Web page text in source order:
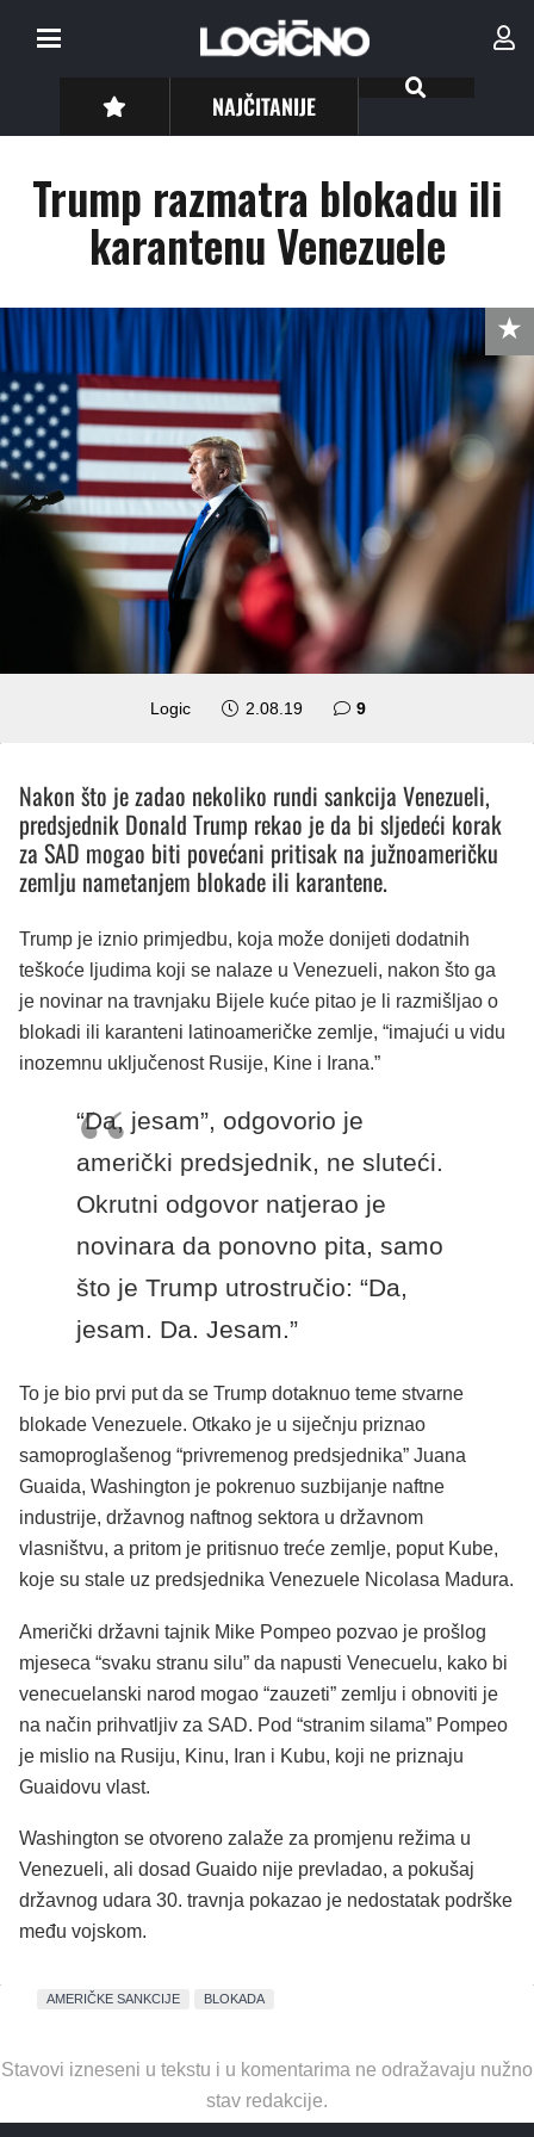
NAJČITANIJE
Trump razmatra blokadu ili
karantenu Venezuele
Logic 2.08.19 9komentara
Nakon što je zadao nekoliko rundi sankcija Venezueli,
predsjednik Donald Trump rekao je da bi sljedeći korak
za SAD mogao biti povećani pritisak na južnoameričku
zemlju nametanjem blokade ili karantene.
Trump je iznio primjedbu, koja može donijeti dodatnih
teškoće ljudima koji se nalaze u Venezueli, nakon što ga
je novinar na travnjaku Bijele kuće pitao je li razmišljao o
blokadi ili karanteni latinoameričke zemlje, “imajući u vidu
inozemnu uključenost Rusije, Kine i Irana.”
“Da, jesam”, odgovorio je
američki predsjednik, ne sluteći.
Okrutni odgovor natjerao je
novinara da ponovno pita, samo
što je Trump utrostručio: “Da,
jesam. Da. Jesam.”
To je bio prvi put da se Trump dotaknuo teme stvarne
blokade Venezuele. Otkako je u siječnju priznao
samoproglašenog “privremenog predsjednika” Juana
Guaida, Washington je pokrenuo suzbijanje naftne
industrije, državnog naftnog sektora u državnom
vlasništvu, a pritom je pritisnuo treće zemlje, poput Kube,
koje su stale uz predsjednika Venezuele Nicolasa Madura.
Američki državni tajnik Mike Pompeo pozvao je prošlog
mjeseca “svaku stranu silu” da napusti Venecuelu, kako bi
venecuelanski narod mogao “zauzeti” zemlju i obnoviti je
na način prihvatljiv za SAD. Pod “stranim silama” Pompeo
je mislio na Rusiju, Kinu, Iran i Kubu, koji ne priznaju
Guaidovu vlast.
Washington se otvoreno zalaže za promjenu režima u
Venezueli, ali dosad Guaido nije prevladao, a pokušaj
državnog udara 30. travnja pokazao je nedostatak podrške
među vojskom.
AMERIČKE SANKCIJE BLOKADA
Stavovi izneseni u tekstu i u komentarima ne odražavaju nužno
stav redakcije.